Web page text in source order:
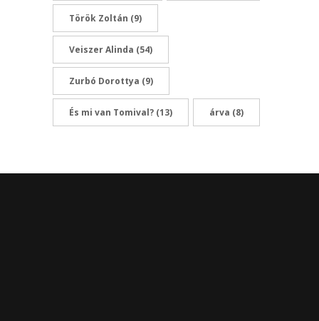
Török Zoltán (9)
Veiszer Alinda (54)
Zurbó Dorottya (9)
És mi van Tomival? (13) árva (8)